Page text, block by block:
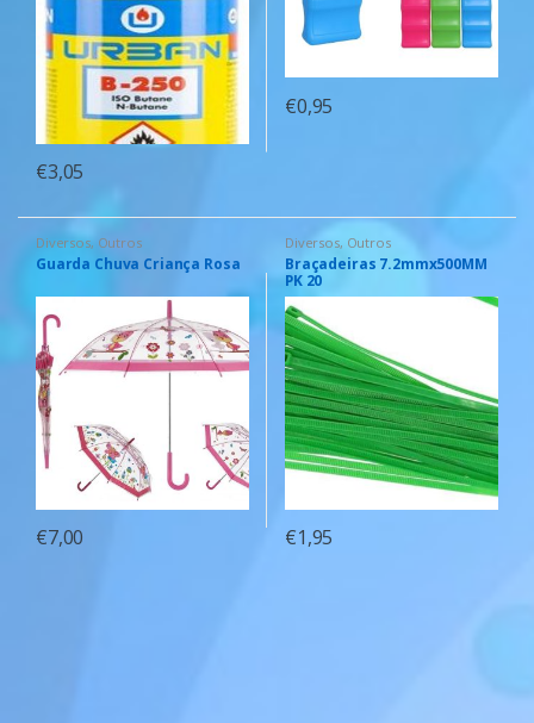
€3,05
€0,95
Diversos, Outros
Guarda Chuva Criança Rosa
€7,00
Diversos, Outros
Braçadeiras 7.2mmx500MM
PK 20
€1,95